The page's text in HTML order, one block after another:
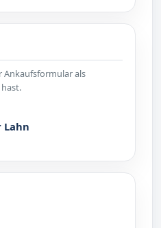
Ankaufsformular als
Lahn